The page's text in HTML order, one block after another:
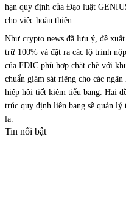
hạn quy định của Đạo luật
cho việc hoàn thiện.
Như crypto.news đã lưu ý, đề
trữ 100% và đặt ra các lộ trình
của FDIC phù hợp chặt chẽ với
chuẩn giám sát riêng cho các
hiệp hội tiết kiệm tiểu bang. Hai
trúc quy định liên bang sẽ quản
la.
Tin nổi bật